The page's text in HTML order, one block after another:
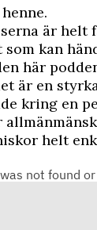
är helt
kan
här
är en
kring en
helt